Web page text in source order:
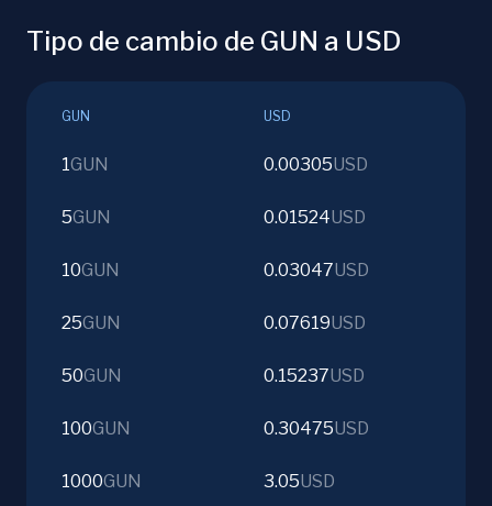
Tipo de cambio de GUN a USD
GUN USD
1GUN 0.00305USD
5GUN 0.01524USD
10GUN 0.03047USD
25GUN 0.07619USD
50GUN 0.15237USD
100GUN 0.30475USD
1000GUN 3.05USD